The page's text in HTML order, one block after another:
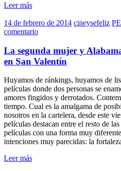
Leer más
14 de febrero de 2014 cineysefeliz
comentario
La segunda mujer y
en San Valentín
Huyamos de ránkings, huyamos de
películas donde dos personas se
amores fingidos y derrotados.
tiempo. Cual es la amalgama de
nosotros en la cartelera, desde este
películas destacan entre el resto de
películas con una forma muy
intenciones muy parecidas: la
Leer más